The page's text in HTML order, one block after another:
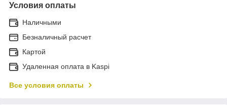
Условия оплаты
Наличными
Безналичный расчет
Картой
Удаленная оплата в Kaspi
Все условия оплаты